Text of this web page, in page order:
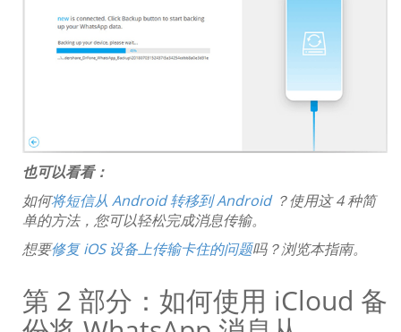
也可以看看：
如何将短信从 Android 转移到 Android？使用这 4 种简
单的方法，您可以轻松完成消息传输。
想要修复 iOS 设备上传输卡住的问题吗？浏览本指南。
第 2 部分：如何使用 iCloud 备